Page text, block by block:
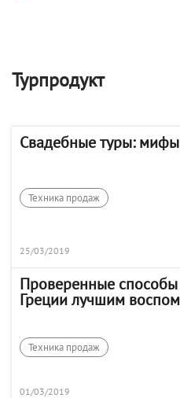
Турпродукт
Свадебные туры: мифы
Техника продаж
25/03/2019
Проверенные способы
Греции лучшим
Техника продаж
01/03/2019